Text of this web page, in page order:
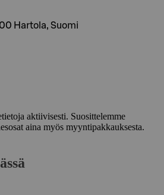
Hartola, Suomi
aktiivisesti. Suosittelemme
aina myös myyntipakkauksesta.